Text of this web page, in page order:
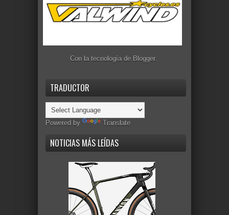
Con la tecnología de Blogger.
TRADUCTOR
Powered by Translate
NOTICIAS MÁS LEÍDAS